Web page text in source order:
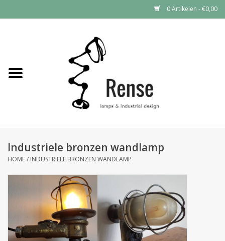
0 Artikelen - €0,00
Industrial lamps
Industriele bronzen wandlamp
HOME/ INDUSTRIELE BRONZEN WANDLAMP